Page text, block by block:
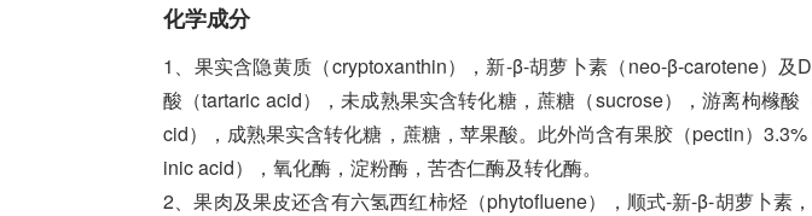
化学成分
1、果实含隐黄质（cryptoxanthin），新-β-胡萝卜素（neo-β-carotene）及
酸（tartaric acid），未成熟果实含转化糖，蔗糖（sucrose），游离枸橼酸
cid），成熟果实含转化糖，蔗糖，苹果酸。此外尚含有果胶（pectin）
inic acid），氧化酶，淀粉酶，苦杏仁酶及转化酶。
2、果肉及果皮还含有六氢西红柿烃（phytofluene），顺式-新-β-胡萝卜素